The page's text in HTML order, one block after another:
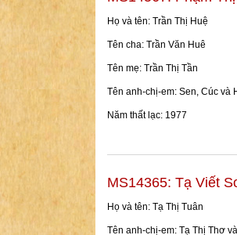
Họ và tên: Trần Thị Huệ
Tên cha: Trần Văn Huê
Tên mẹ: Trần Thị Tần
Tên anh-chị-em: Sen, Cúc và
Năm thất lạc: 1977
MS14365: Tạ Viết
Họ và tên: Tạ Thị Tuân
Tên anh-chị-em: Tạ Thị Thơ